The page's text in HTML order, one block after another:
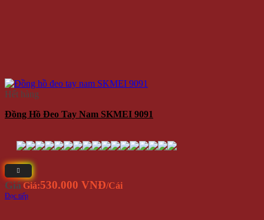
Hết hàng
Đồng Hồ Đeo Tay Nam SKMEI 9091
Giá Giá:530.000 VNĐ/Cái
Đọc tiếp